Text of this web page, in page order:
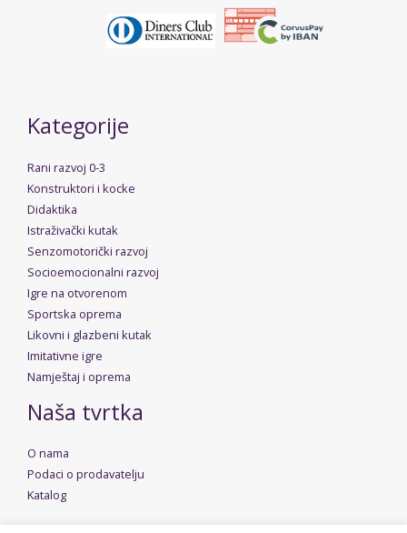
Kategorije
Rani razvoj 0-3
Konstruktori i kocke
Didaktika
Istraživački kutak
Senzomotorički razvoj
Socioemocionalni razvoj
Igre na otvorenom
Sportska oprema
Likovni i glazbeni kutak
Imitativne igre
Namještaj i oprema
Naša tvrtka
O nama
Podaci o prodavatelju
Katalog